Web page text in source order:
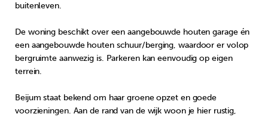
buitenleven.
De woning beschikt over een aangebouwde houten garage én
een aangebouwde houten schuur/berging, waardoor er volop
bergruimte aanwezig is. Parkeren kan eenvoudig op eigen
terrein.
Beijum staat bekend om haar groene opzet en goede
voorzieningen. Aan de rand van de wijk woon je hier rustig,